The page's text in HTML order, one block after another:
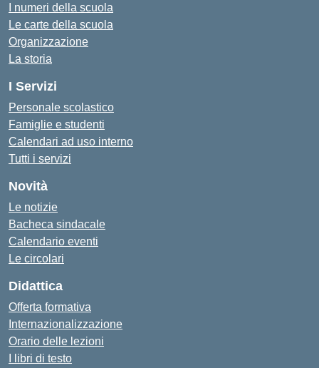
I numeri della scuola
Le carte della scuola
Organizzazione
La storia
I Servizi
Personale scolastico
Famiglie e studenti
Calendari ad uso interno
Tutti i servizi
Novità
Le notizie
Bacheca sindacale
Calendario eventi
Le circolari
Didattica
Offerta formativa
Internazionalizzazione
Orario delle lezioni
I libri di testo